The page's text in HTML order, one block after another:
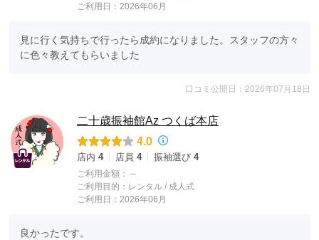
ご利用日：2026年06月
見に行く気持ちで行ったら成約になりました。スタッフの方々
に色々教えてもらいました
口コミ公開日：2026年07月18日
二十歳振袖館Az つくば本店
4.0
店内 4 店員 4 振袖選び 4
ご利用金額： --
ご利用目的： レンタル / 成人式
ご利用日：2026年06月
良かったです。